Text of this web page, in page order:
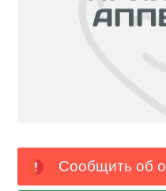
Сообщить об